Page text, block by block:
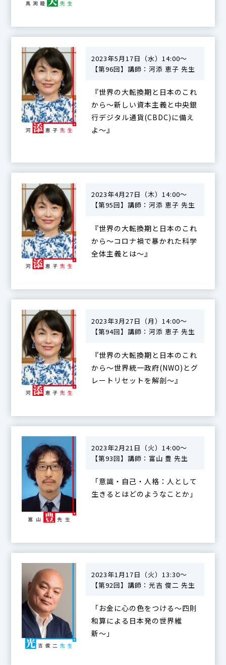
2023年5月17日（水）14:00～
【第96回】講師：河添 恵子 先生
『世界の大転換期と日本のこれ
から〜新しい資本主義と中央銀
行デジタル通貨(CBDC)に備え
よ〜』
2023年4月27日（木）14:00～
【第95回】講師：河添 恵子 先生
『世界の大転換期と日本のこれ
から〜コロナ禍で暴かれた科学
全体主義とは〜』
2023年3月27日（月）14:00～
【第94回】講師：河添 恵子 先生
『世界の大転換期と日本のこれ
から〜世界統一政府(NWO)とグ
レートリセットを解剖〜』
2023年2月21日（火）14:00～
【第93回】講師：富山 豊 先生
「意識・自己・人格：人として
生きるとはどのようなことか」
2023年1月17日（火）13:30～
【第92回】講師：光吉 俊二 先生
「お金に心の色をつける〜四則
和算による日本発の世界維
新〜」